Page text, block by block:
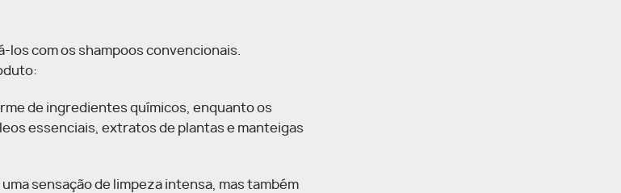
los com os shampoos convencionais.
de ingredientes químicos, enquanto os
essenciais, extratos de plantas e manteigas
sensação de limpeza intensa, mas também